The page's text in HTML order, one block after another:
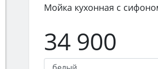
Мойка кухонная с
34 900